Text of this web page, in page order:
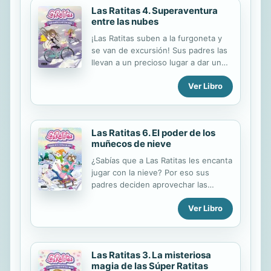
Las Ratitas 4. Superaventura
entre las nubes
¡Las Ratitas suben a la furgoneta y
se van de excursión! Sus padres las
llevan a un precioso lugar a dar un
paseo en bicicleta, y su querida Alma
por supuesto va con ellos.
Encuentran una cascada increíble
montón de sorpresas. Hasta que de
pronto... ¡su furgo desaparece!
¿Lograrán encontrarla para poder
volver a casa? ¿Invocarán una vez
más sus súper poderes?
Ver Libro
Las Ratitas 6. El poder de los
muñecos de nieve
¿Sabías que a Las Ratitas les encanta
jugar con la nieve? Por eso sus
padres deciden aprovechar las
vacaciones de invierno para llevarlas
a un lugar superespecial: el Pueblo
de la Nieve. Está en una montaña y
hielo y su concurso de muñecos de
nieve. Ahí, Claudia y Gisele vivirán
Ver Libro
Las Ratitas 3. La misteriosa
magia de las Súper Ratitas